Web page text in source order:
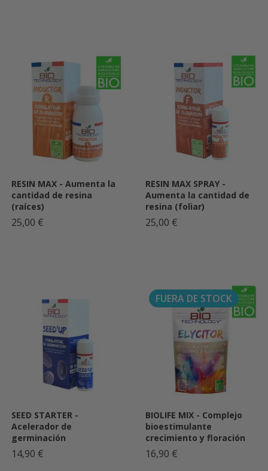
RESIN MAX - Aumenta la
cantidad de resina
(raíces)
25,00 €
RESIN MAX SPRAY -
Aumenta la cantidad de
resina (foliar)
25,00 €
SEED STARTER -
Acelerador de
germinación
14,90 €
BIOLIFE MIX - Complejo
bioestimulante
crecimiento y floración
16,90 €
FUERA DE STOCK